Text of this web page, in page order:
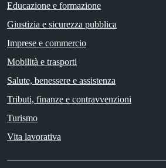
Educazione e formazione
Giustizia e sicurezza pubblica
Imprese e commercio
Mobilità e trasporti
Salute, benessere e assistenza
Tributi, finanze e contravvenzioni
Turismo
Vita lavorativa